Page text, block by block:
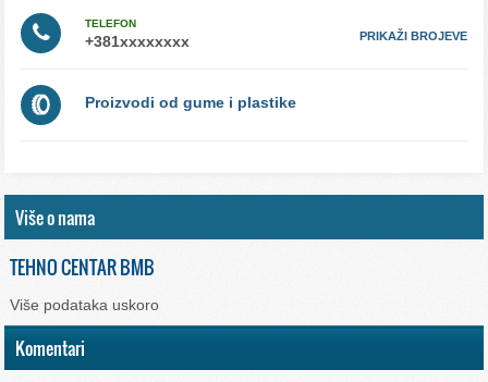
TELEFON
PRIKAŽI BROJEVE
Proizvodi od gume i plastike
Više o nama
TEHNO CENTAR BMB
Više podataka uskoro
Komentari